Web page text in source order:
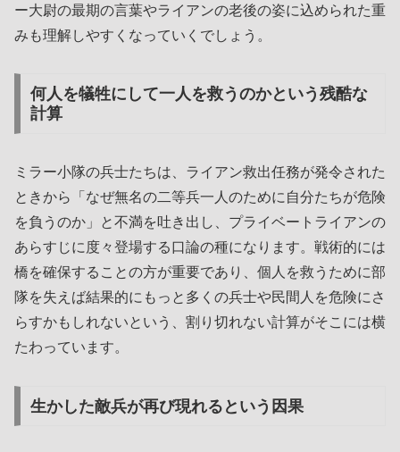
ー大尉の最期の言葉やライアンの老後の姿に込められた重
みも理解しやすくなっていくでしょう。
何人を犠牲にして一人を救うのかという残酷な
計算
ミラー小隊の兵士たちは、ライアン救出任務が発令された
ときから「なぜ無名の二等兵一人のために自分たちが危険
を負うのか」と不満を吐き出し、プライベートライアンの
あらすじに度々登場する口論の種になります。戦術的には
橋を確保することの方が重要であり、個人を救うために部
隊を失えば結果的にもっと多くの兵士や民間人を危険にさ
らすかもしれないという、割り切れない計算がそこには横
たわっています。
生かした敵兵が再び現れるという因果